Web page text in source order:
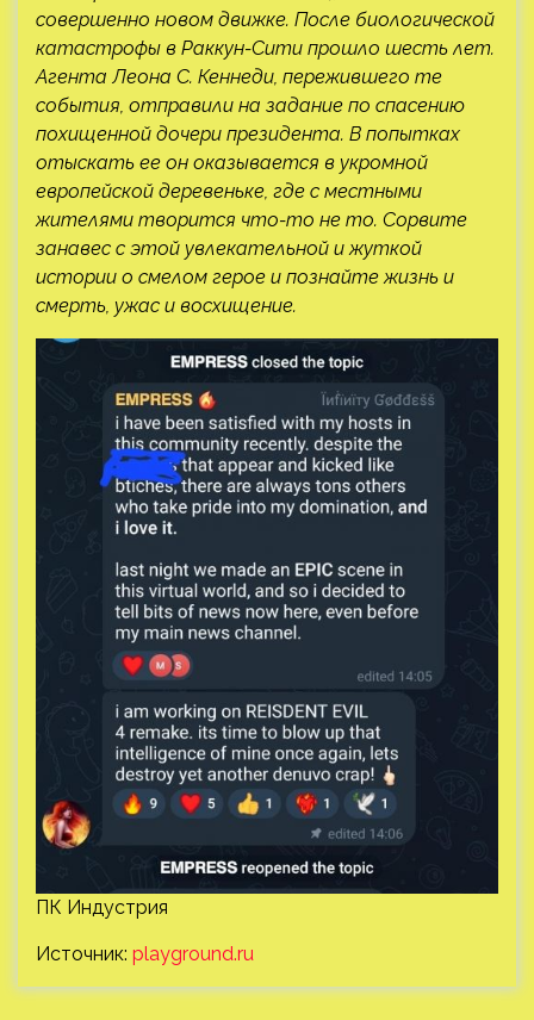
совершенно новом движке. После биологической
катастрофы в Раккун-Сити прошло шесть лет.
Агента Леона С. Кеннеди, пережившего те
события, отправили на задание по спасению
похищенной дочери президента. В попытках
отыскать ее он оказывается в укромной
европейской деревеньке, где с местными
жителями творится что-то не то. Сорвите
занавес с этой увлекательной и жуткой
истории о смелом герое и познайте жизнь и
смерть, ужас и восхищение.
ПК Индустрия
Источник: playground.ru